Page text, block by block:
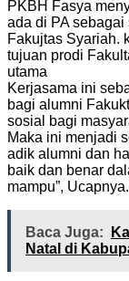
PKBH Fasya
ada di PA
Fakujtas Syariah.
tujuan prodi
utama
Kerjasama ini
bagi alumni
sosial bagi
Maka ini menjadi
adik alumni dan
baik dan benar
mampu”, Ucapnya.
Baca Juga:
Natal di